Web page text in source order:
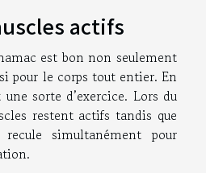
actifs
est bon non seulement
pour le corps tout entier. En
sorte d’exercice. Lors du
restent actifs tandis que
simultanément pour